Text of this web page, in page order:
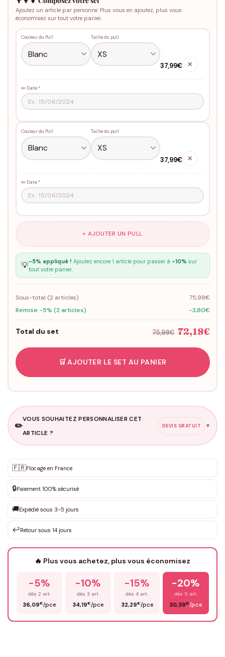
Ajoutez un article par personne. Plus vous en ajoutez, plus vous
économisez sur tout votre panier.
Couleur du Pull Taille du pull
37,99€ ✕
✏️ Date*
Couleur du Pull Taille du pull
37,99€ ✕
✏️ Date*
+ AJOUTER UN PULL
💡-5% appliqué ! Ajoutez encore 1 article pour passer à -10% sur
tout votre panier.
Sous-total (2articles)
75,98€
Remise -5% (2 articles)
-3,80€
Total du set 75,98€ 72,18€
🛒 AJOUTER LE SET AU PANIER
✏️
VOUS SOUHAITEZ PERSONNALISER CET
ARTICLE ?
DEVIS GRATUIT ▼
✨ Personnalisation sur mesure
DEVIS GRATUIT · Personnalisation de 3 à 10€ selon la demande
Que souhaitez-vous ?*
Votre texte / idée*
Prénom*
🇫🇷Flocage en France
🔒Paiement 100% sécurisé
🚚Expédié sous 3-5 jours
↩️Retour sous 14 jours
🔥 Plus vous achetez, plus vous économisez
-5%
dès 2 art.
36,09€/pce
-10%
dès 3 art.
34,19€/pce
-15%
dès 4 art.
32,29€/pce
-20%
dès 5 art.
30,39€/pce